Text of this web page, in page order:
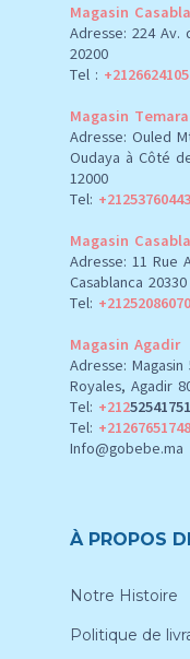
Magasin
Adresse: 224 Av.
20200
Tel :
Magasin Temara
Adresse: Ouled
Oudaya à Côté
12000
Tel:
Magasin
Adresse: 11 Rue
Casablanca 20330
Tel:
Magasin Agadir
Adresse:
Royales, Agadir
Tel: +212
Tel:
Info@gobebe.ma
À PROPOS
Notre Histoire
Politique de